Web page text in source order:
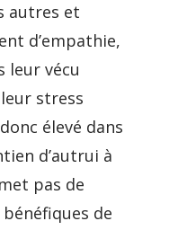
autres et
d’empathie,
leur vécu
stress
élevé dans
d’autrui à
pas de
de